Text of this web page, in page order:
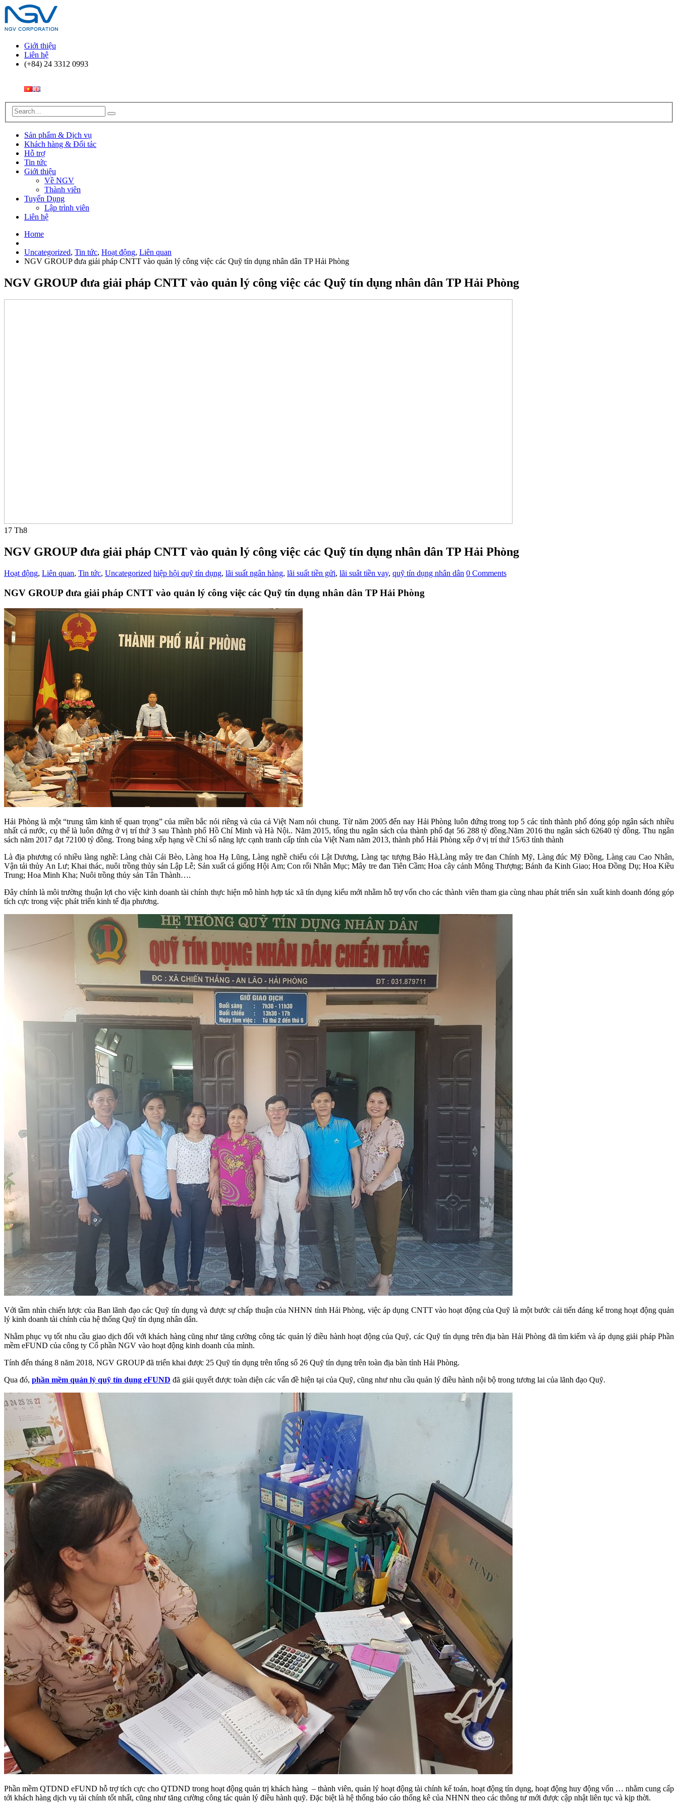
Giới thiệu
Liên hệ
(+84) 24 3312 0993
Sản phẩm & Dịch vụ
Khách hàng & Đối tác
Hỗ trợ
Tin tức
Giới thiệu
Về NGV
Thành viên
Tuyển Dụng
Lập trình viên
Liên hệ
Home
Uncategorized, Tin tức, Hoạt động, Liên quan
NGV GROUP đưa giải pháp CNTT vào quản lý công việc các Quỹ tín dụng nhân dân TP Hải Phòng
NGV GROUP đưa giải pháp CNTT vào quản lý công việc các Quỹ tín dụng nhân dân TP Hải Phòng
17 Th8
NGV GROUP đưa giải pháp CNTT vào quản lý công việc các Quỹ tín dụng nhân dân TP Hải Phòng
Hoạt động, Liên quan, Tin tức, Uncategorized hiệp hội quỹ tín dụng, lãi suất ngân hàng, lãi suất tiền gửi, lãi suât tiền vay, quỹ tín dụng nhân dân 0 Comments
NGV GROUP đưa giải pháp CNTT vào quản lý công việc các Quỹ tín dụng nhân dân TP Hải Phòng
Hải Phòng là một “trung tâm kinh tế quan trọng” của miền bắc nói riêng và của cả Việt Nam nói chung. Từ năm 2005 đến nay Hải Phòng luôn đứng trong top 5 các tỉnh thành phố đóng góp ngân sách nhiều
nhất cả nước, cụ thể là luôn đứng ở vị trí thứ 3 sau Thành phố Hồ Chí Minh và Hà Nội.. Năm 2015, tổng thu ngân sách của thành phố đạt 56 288 tỷ đồng.Năm 2016 thu ngân sách 62640 tỷ đồng. Thu ngân
sách năm 2017 đạt 72100 tỷ đồng. Trong bảng xếp hạng về Chỉ số năng lực cạnh tranh cấp tỉnh của Việt Nam năm 2013, thành phố Hải Phòng xếp ở vị trí thứ 15/63 tỉnh thành
Là địa phương có nhiều làng nghề: Làng chài Cái Bèo, Làng hoa Hạ Lũng, Làng nghề chiếu cói Lật Dương, Làng tạc tượng Bảo Hà,Làng mây tre đan Chính Mỹ, Làng đúc Mỹ Đồng, Làng cau Cao Nhân,
Vận tải thủy An Lư; Khai thác, nuôi trồng thủy sản Lập Lễ; Sản xuất cá giống Hội Am; Con rối Nhân Mục; Mây tre đan Tiên Cầm; Hoa cây cảnh Mông Thượng; Bánh đa Kinh Giao; Hoa Đồng Dụ; Hoa Kiều
Trung; Hoa Minh Kha; Nuôi trồng thủy sản Tân Thành….
Đây chính là môi trường thuận lợi cho việc kinh doanh tài chính thực hiện mô hình hợp tác xã tín dụng kiểu mới nhằm hỗ trợ vốn cho các thành viên tham gia cùng nhau phát triển sản xuất kinh doanh đóng góp
tích cực trong việc phát triển kinh tế địa phương.
Với tầm nhìn chiến lược của Ban lãnh đạo các Quỹ tín dụng và được sự chấp thuận của NHNN tỉnh Hải Phòng, việc áp dụng CNTT vào hoạt động của Quỹ là một bước cải tiến đáng kể trong hoạt động quản
lý kinh doanh tài chính của hệ thống Quỹ tín dụng nhân dân.
Nhằm phục vụ tốt nhu cầu giao dịch đối với khách hàng cũng như tăng cường công tác quản lý điều hành hoạt động của Quỹ, các Quỹ tín dụng trên địa bàn Hải Phòng đã tìm kiếm và áp dụng giải pháp Phần
mềm eFUND của công ty Cổ phần NGV vào hoạt động kinh doanh của mình.
Tính đến tháng 8 năm 2018, NGV GROUP đã triển khai được 25 Quỹ tín dụng trên tổng số 26 Quỹ tín dụng trên toàn địa bàn tỉnh Hải Phòng.
Qua đó, phần mềm quản lý quỹ tín dụng eFUND đã giải quyết được toàn diện các vấn đề hiện tại của Quỹ, cũng như nhu cầu quản lý điều hành nội bộ trong tương lai của lãnh đạo Quỹ.
Phần mềm QTDND eFUND hỗ trợ tích cực cho QTDND trong hoạt động quản trị khách hàng – thành viên, quản lý hoạt động tài chính kế toán, hoạt động tín dụng, hoạt động huy động vốn … nhằm cung cấp
tới khách hàng dịch vụ tài chính tốt nhất, cũng như tăng cường công tác quản lý điều hành quỹ. Đặc biệt là hệ thống báo cáo thống kê của NHNN theo các thông tư mới được cập nhật liên tục và kịp thời.